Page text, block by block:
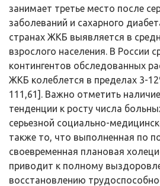
занимает третье место после
заболеваний и сахарного
странах ЖКБ выявляется в
взрослого населения. В России
контингентов обследованных
ЖКБ колеблется в пределах 3-
111,61]. Важно отметить
тенденции к росту числа
серьезной социально-
также то, что выполненная по
своевременная плановая
приводит к полному
восстановлению